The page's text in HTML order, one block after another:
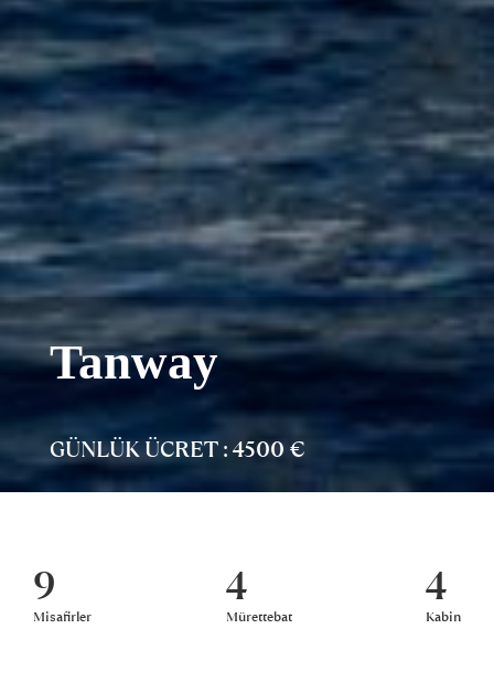
Tanway
GÜNLÜK ÜCRET : 4500 €
9
Misafirler
4
Mürettebat
4
Kabin